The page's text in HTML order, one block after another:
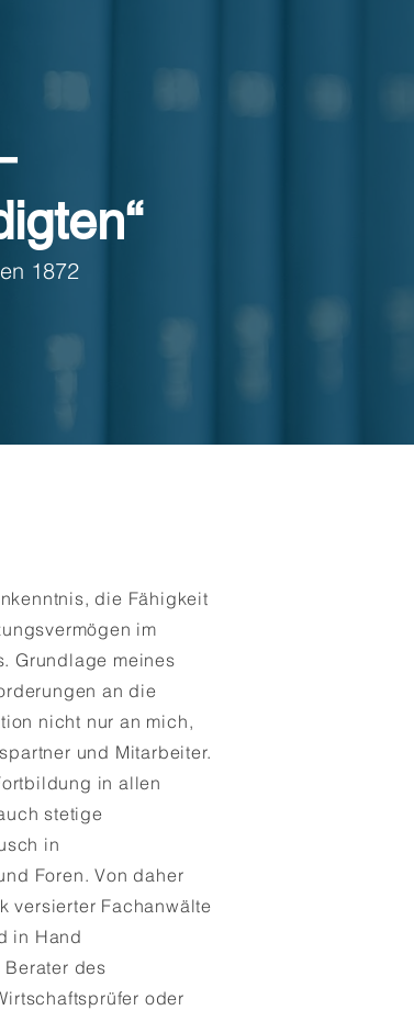
1872
die Fähigkeit
im
Grundlage meines
an die
nicht nur an mich,
und Mitarbeiter.
in allen
stetige
in
Foren. Von daher
versierter Fachanwälte
in Hand
des
oder